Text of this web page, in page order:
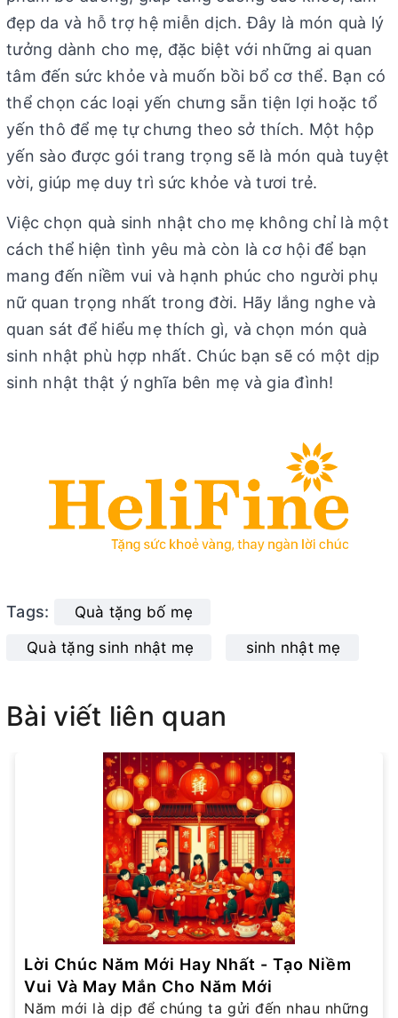
đẹp da và hỗ trợ hệ miễn dịch. Đây là món quà lý
tưởng dành cho mẹ, đặc biệt với những ai quan
tâm đến sức khỏe và muốn bồi bổ cơ thể. Bạn có
thể chọn các loại yến chưng sẵn tiện lợi hoặc tổ
yến thô để mẹ tự chưng theo sở thích. Một hộp
yến sào được gói trang trọng sẽ là món quà tuyệt
vời, giúp mẹ duy trì sức khỏe và tươi trẻ.
Việc chọn quà sinh nhật cho mẹ không chỉ là một
cách thể hiện tình yêu mà còn là cơ hội để bạn
mang đến niềm vui và hạnh phúc cho người phụ
nữ quan trọng nhất trong đời. Hãy lắng nghe và
quan sát để hiểu mẹ thích gì, và chọn món quà
sinh nhật phù hợp nhất. Chúc bạn sẽ có một dịp
sinh nhật thật ý nghĩa bên mẹ và gia đình!
Tags:
Quà tặng bố mẹ
Quà tặng sinh nhật mẹ
sinh nhật mẹ
Bài viết liên quan
Lời Chúc Năm Mới Hay Nhất - Tạo Niềm
Vui Và May Mắn Cho Năm Mới
Năm mới là dịp để chúng ta gửi đến nhau những